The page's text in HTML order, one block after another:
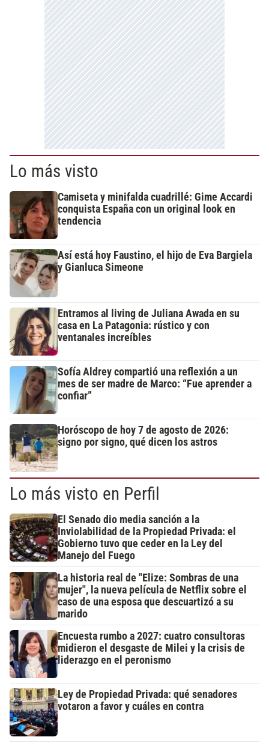
Lo más visto
Camiseta y minifalda cuadrillé: Gime Accardi
conquista España con un original look en
tendencia
Así está hoy Faustino, el hijo de Eva Bargiela
y Gianluca Simeone
Entramos al living de Juliana Awada en su
casa en La Patagonia: rústico y con
ventanales increíbles
Sofía Aldrey compartió una reflexión a un
mes de ser madre de Marco: “Fue aprender a
confiar”
Horóscopo de hoy 7 de agosto de 2026:
signo por signo, qué dicen los astros
Lo más visto en Perfil
El Senado dio media sanción a la
Inviolabilidad de la Propiedad Privada: el
Gobierno tuvo que ceder en la Ley del
Manejo del Fuego
La historia real de "Elize: Sombras de una
mujer", la nueva película de Netflix sobre el
caso de una esposa que descuartizó a su
marido
Encuesta rumbo a 2027: cuatro consultoras
midieron el desgaste de Milei y la crisis de
liderazgo en el peronismo
Ley de Propiedad Privada: qué senadores
votaron a favor y cuáles en contra